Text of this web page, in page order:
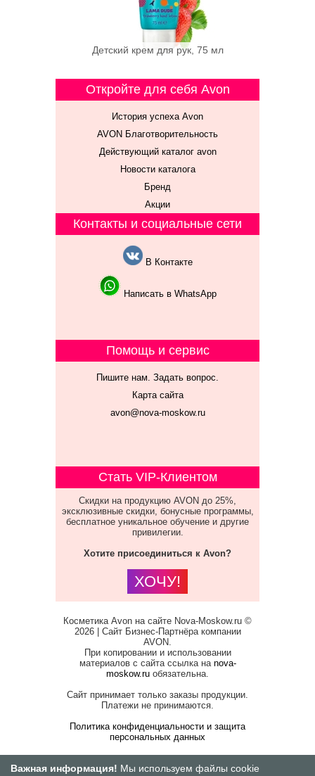
Детский крем для рук, 75 мл
Откройте для себя Avon
История успеха Avon
AVON Благотворительность
Действующий каталог avon
Новости каталога
Бренд
Акции
Контакты и социальные сети
В Контакте
Написать в WhatsApp
Помощь и сервис
Пишите нам. Задать вопрос.
Карта сайта
avon@nova-moskow.ru
Стать VIP-Клиентом
Скидки на продукцию AVON до 25%,
эксклюзивные скидки, бонусные программы,
бесплатное уникальное обучение и другие
привилегии.
Хотите присоединиться к Avon?
ХОЧУ!
Косметика Avon на сайте Nova-Moskow.ru ©
2026 | Сайт Бизнес-Партнёра компании
AVON.
При копировании и использовании
материалов с сайта ссылка на nova-
moskow.ru обязательна.
Сайт принимает только заказы продукции.
Платежи не принимаются.
Политика конфиденциальности и защита
персональных данных
Важная информация! Мы используем файлы cookie